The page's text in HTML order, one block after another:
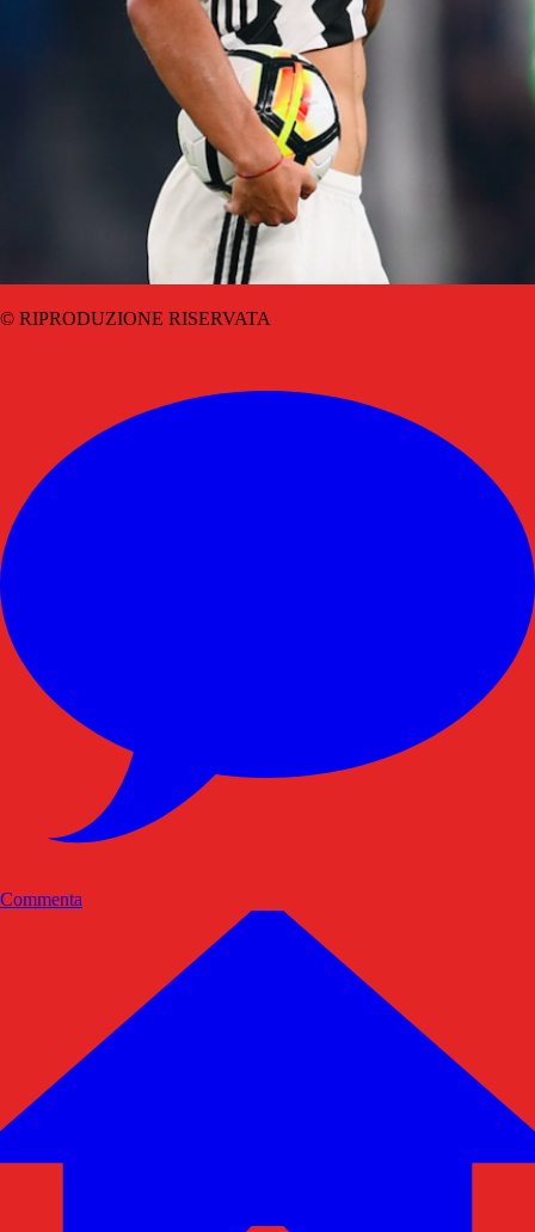
© RIPRODUZIONE RISERVATA
Commenta